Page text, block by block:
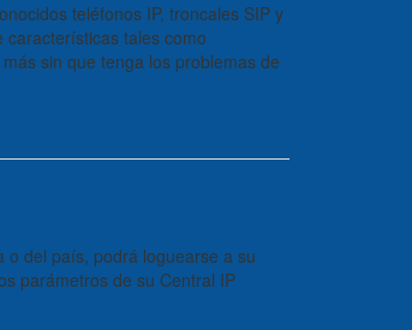
teléfonos IP, troncales SIP y
características tales como
sin que tenga los problemas de
o del país, podrá loguearse a su
parámetros de su Central IP